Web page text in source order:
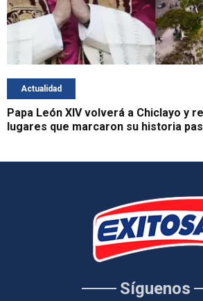
Actualidad
Papa León XIV volverá a Chiclayo y
lugares que marcaron su historia
Síguenos